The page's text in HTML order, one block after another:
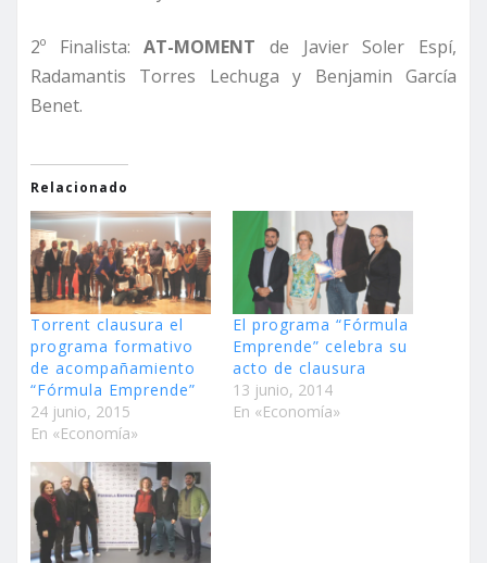
2º Finalista:AT-MOMENT de Javier Soler Espí,
Radamantis Torres Lechuga y Benjamin García
Benet.
Relacionado
Torrent clausura el
programa formativo
de acompañamiento
“Fórmula Emprende”
24 junio, 2015
En «Economía»
El programa “Fórmula
Emprende” celebra su
acto de clausura
13 junio, 2014
En «Economía»